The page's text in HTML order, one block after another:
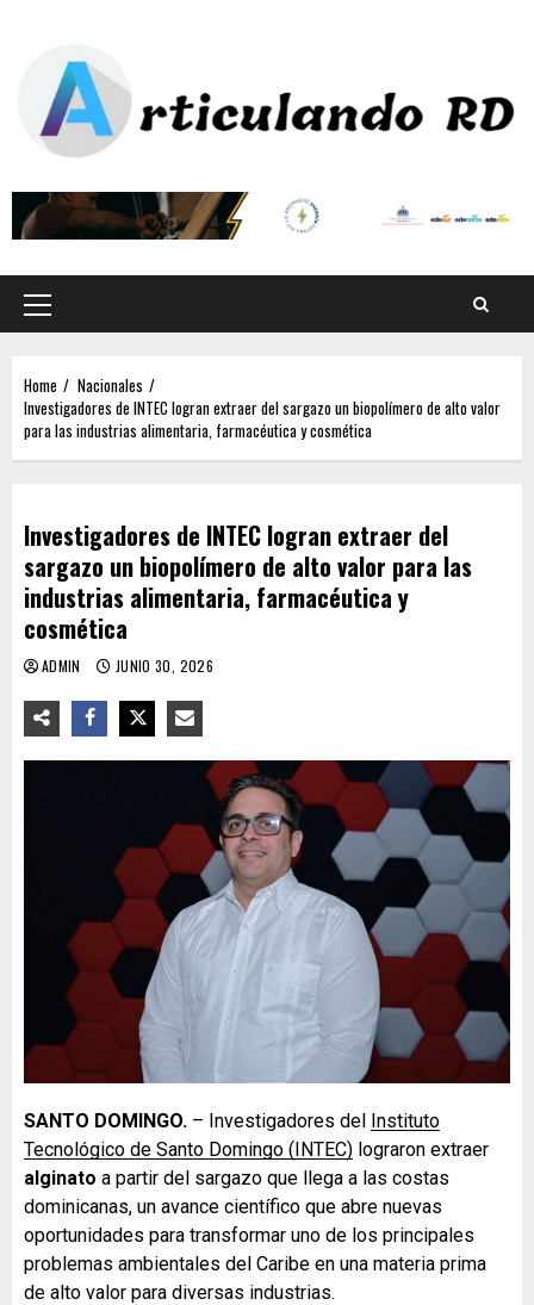
Home
Nacionales
Investigadores de INTEC logran extraer del sargazo un biopolímero de alto valor
para las industrias alimentaria, farmacéutica y cosmética
Investigadores de INTEC logran extraer del
sargazo un biopolímero de alto valor para las
industrias alimentaria, farmacéutica y
cosmética
ADMIN JUNIO 30, 2026
SANTO DOMINGO. – Investigadores del Instituto
Tecnológico de Santo Domingo (INTEC) lograron extraer
alginato a partir del sargazo que llega a las costas
dominicanas, un avance científico que abre nuevas
oportunidades para transformar uno de los principales
problemas ambientales del Caribe en una materia prima
de alto valor para diversas industrias.